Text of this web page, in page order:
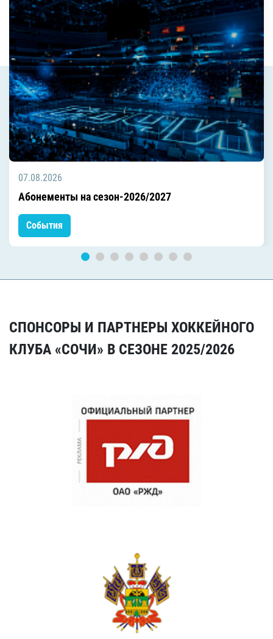
07.08.2026
Абонементы на сезон-2026/2027
События
СПОНСОРЫ И ПАРТНЕРЫ ХОККЕЙНОГО
КЛУБА «СОЧИ» В СЕЗОНЕ 2025/2026